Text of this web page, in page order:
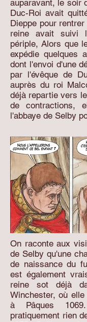
auparavant, le soir
Duc-Roi avait
Dieppe pour
reine avait suivi
périple, Alors que
expédie quelques
dont l'envoi d'une
par l'évêque de
auprès du roi
déjà repartie vers
de contractions,
l'abbaye de Selby
On raconte aux
de Selby qu'une
de naissance du
est également
reine sot déjà
Winchester, où
à Pâques
pratiquement rien